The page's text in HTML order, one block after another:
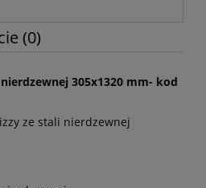
(0)
305x1320 mm- kod
ze stali nierdzewnej